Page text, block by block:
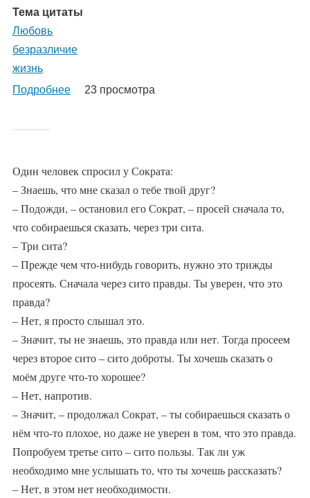
Тема цитаты
Любовь
безразличие
жизнь
Подробнее
23 просмотра
Один человек спросил у Сократа:
– Знаешь, что мне сказал о тебе твой друг?
– Подожди, – остановил его Сократ, – просей сначала то,
что собираешься сказать, через три сита.
– Три сита?
– Прежде чем что-нибудь говорить, нужно это трижды
просеять. Сначала через сито правды. Ты уверен, что это
правда?
– Нет, я просто слышал это.
– Значит, ты не знаешь, это правда или нет. Тогда просеем
через второе сито – сито доброты. Ты хочешь сказать о
моём друге что-то хорошее?
– Нет, напротив.
– Значит, – продолжал Сократ, – ты собираешься сказать о
нём что-то плохое, но даже не уверен в том, что это правда.
Попробуем третье сито – сито пользы. Так ли уж
необходимо мне услышать то, что ты хочешь рассказать?
– Нет, в этом нет необходимости.